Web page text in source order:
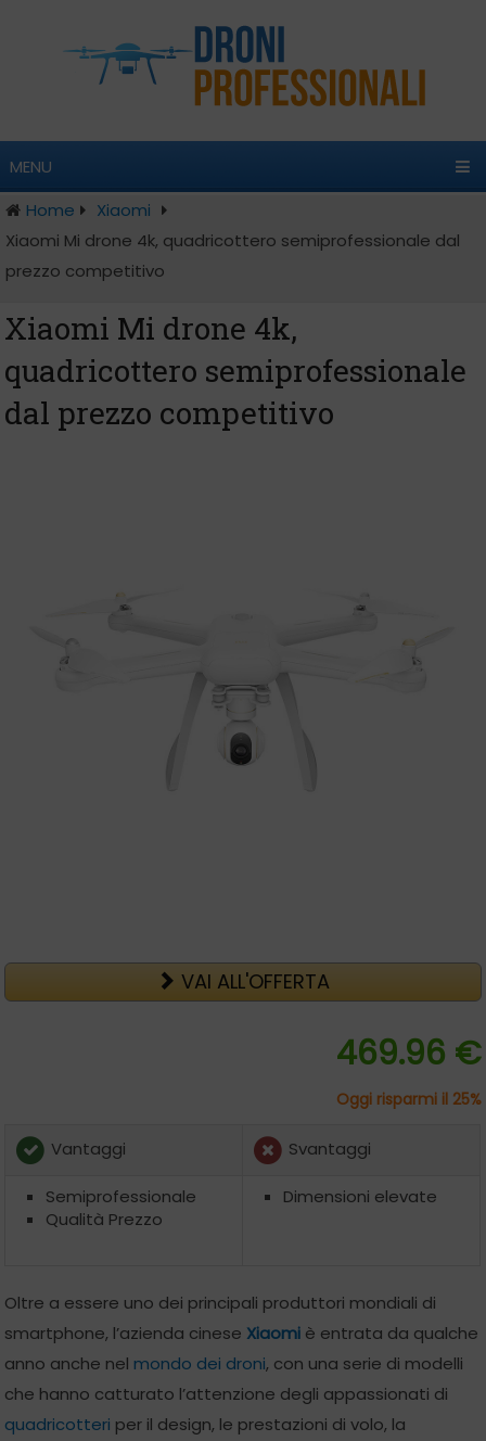
MENU
Home
Xiaomi
Xiaomi Mi drone 4k, quadricottero semiprofessionale dal
prezzo competitivo
Xiaomi Mi drone 4k,
quadricottero semiprofessionale
dal prezzo competitivo
VAI ALL'OFFERTA
469.96 €
Oggi risparmi il 25%
Vantaggi Svantaggi
Semiprofessionale
Qualità Prezzo
Dimensioni elevate
Oltre a essere uno dei principali produttori mondiali di
smartphone, l’azienda cinese Xiaomi è entrata da qualche
anno anche nel mondo dei droni, con una serie di modelli
che hanno catturato l’attenzione degli appassionati di
quadricotteri per il design, le prestazioni di volo, la